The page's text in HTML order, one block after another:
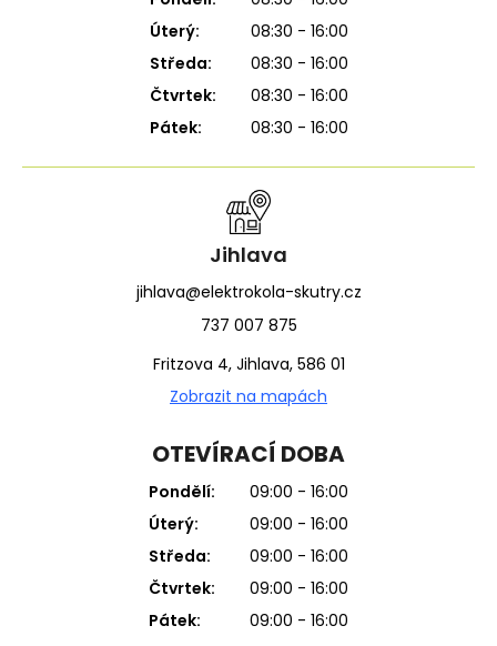
Úterý:
08:30 - 16:00
Středa:
08:30 - 16:00
Čtvrtek:
08:30 - 16:00
Pátek:
08:30 - 16:00
Jihlava
jihlava@elektrokola-skutry.cz
737 007 875
Fritzova 4, Jihlava, 586 01
Zobrazit na mapách
OTEVÍRACÍ DOBA
Pondělí:
09:00 - 16:00
Úterý:
09:00 - 16:00
Středa:
09:00 - 16:00
Čtvrtek:
09:00 - 16:00
Pátek:
09:00 - 16:00